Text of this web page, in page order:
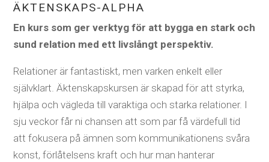
ÄKTENSKAPS-ALPHA
En kurs som ger verktyg för att bygga en stark och
sund relation med ett livslångt perspektiv.
Relationer är fantastiskt, men varken enkelt eller
självklart. Äktenskapskursen är skapad för att styrka,
hjälpa och vägleda till varaktiga och starka relationer. I
sju veckor får ni chansen att som par få värdefull tid
att fokusera på ämnen som kommunikationens svåra
konst, förlåtelsens kraft och hur man hanterar